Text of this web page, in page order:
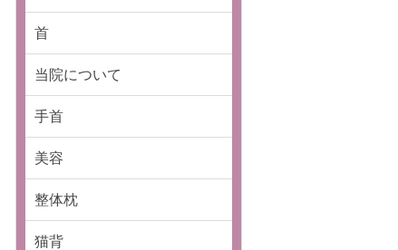
首
当院について
手首
美容
整体枕
猫背